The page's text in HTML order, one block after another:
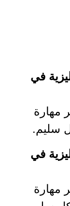
في
مهارة
سليم.
في
مهارة